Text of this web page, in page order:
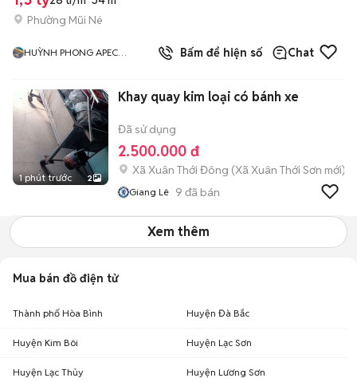
Phường Mũi Né
HUỲNH PHONG APEC
5.0 Bấm để hiện số Chat
1 phút trước 2
Khay quay kim loại có bánh xe
Đã sử dụng
2.500.000 đ
Xã Xuân Thới Đông (Xã Xuân Thới Sơn mới)
Giang Lê 9 đã bán
Xem thêm
Mua bán đồ điện tử
Thành phố Hòa Bình Huyện Đà Bắc
Huyện Kim Bôi Huyện Lạc Sơn
Huyện Lạc Thủy Huyện Lương Sơn